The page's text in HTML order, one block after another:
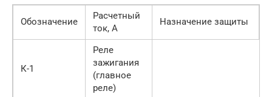
Обозначение
Расчетный
ток, А
Назначение защиты
К-1
Реле
зажигания
(главное
реле)